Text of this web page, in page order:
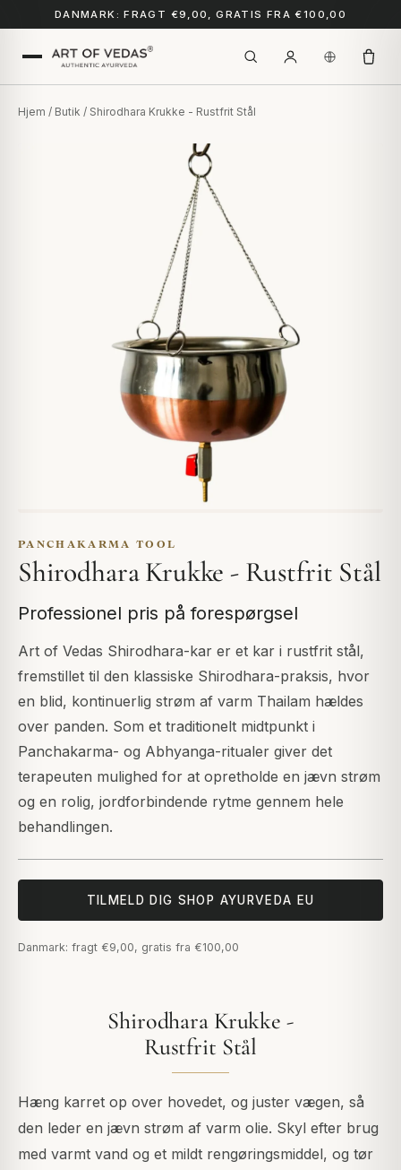
DANMARK: FRAGT €9,00, GRATIS FRA €100,00
Hjem / Butik / Shirodhara Krukke - Rustfrit Stål
PANCHAKARMA TOOL
Shirodhara Krukke - Rustfrit Stål
Professionel pris på forespørgsel
Art of Vedas Shirodhara-kar er et kar i rustfrit stål,
fremstillet til den klassiske Shirodhara-praksis, hvor
en blid, kontinuerlig strøm af varm Thailam hældes
over panden. Som et traditionelt midtpunkt i
Panchakarma- og Abhyanga-ritualer giver det
terapeuten mulighed for at opretholde en jævn strøm
og en rolig, jordforbindende rytme gennem hele
behandlingen.
TILMELD DIG SHOP AYURVEDA EU
Danmark: fragt €9,00, gratis fra €100,00
Shirodhara Krukke -
Rustfrit Stål
Hæng karret op over hovedet, og juster vægen, så
den leder en jævn strøm af varm olie. Skyl efter brug
med varmt vand og et mildt rengøringsmiddel, og tør